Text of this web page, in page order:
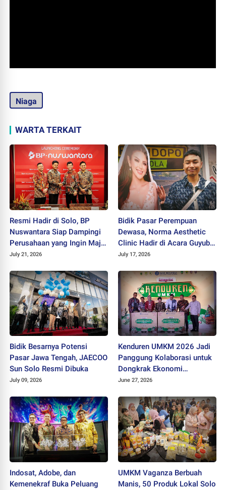
Niaga
WARTA TERKAIT
Resmi Hadir di Solo, BP
Nuswantara Siap Dampingi
Perusahaan yang Ingin Maju
dan Berkembang
July 21, 2026
Bidik Pasar Perempuan
Dewasa, Norma Aesthetic
Clinic Hadir di Acara Guyub
Rukun Ladies
July 17, 2026
Bidik Besarnya Potensi
Pasar Jawa Tengah, JAECOO
Sun Solo Resmi Dibuka
July 09, 2026
Kenduren UMKM 2026 Jadi
Panggung Kolaborasi untuk
Dongkrak Ekonomi
Kerakyatan
June 27, 2026
Indosat, Adobe, dan
Kemenekraf Buka Peluang
UMKM Vaganza Berbuah
Manis, 50 Produk Lokal Solo